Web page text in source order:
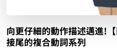
向更仔細的動作描述邁進!
接尾的複合動詞系列